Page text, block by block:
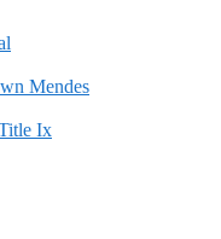
Mendes
Ix